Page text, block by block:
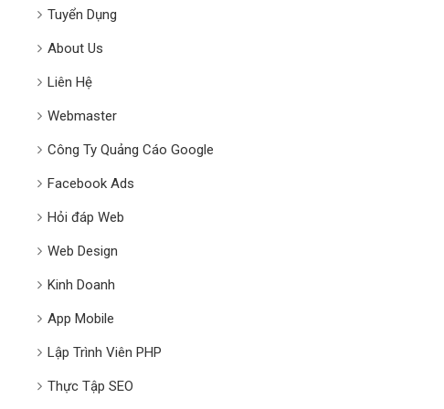
Tuyển Dụng
About Us
Liên Hệ
Webmaster
Công Ty Quảng Cáo Google
Facebook Ads
Hỏi đáp Web
Web Design
Kinh Doanh
App Mobile
Lập Trình Viên PHP
Thực Tập SEO